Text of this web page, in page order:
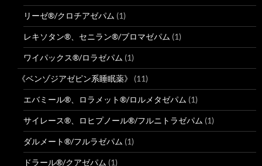
リーゼ®/クロチアゼパム (1)
レキソタン®、セニラン®/ブロマゼパム (1)
ワイパックス®/ロラゼパム (1)
《ベンゾジアゼピン系睡眠薬》 (11)
エバミール®、ロラメット®/ロルメタゼパム (1)
サイレース®、ロヒプノール®/フルニトラゼパム (1)
ダルメート®/フルラゼパム (1)
ドラール®/クアゼパム (1)